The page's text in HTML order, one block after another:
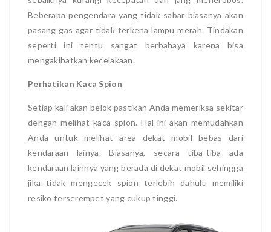
Beberapa pengendara yang tidak sabar biasanya akan
pasang gas agar tidak terkena lampu merah. Tindakan
seperti ini tentu sangat berbahaya karena bisa
mengakibatkan kecelakaan.
Perhatikan Kaca Spion
Setiap kali akan belok pastikan Anda memeriksa sekitar
dengan melihat kaca spion. Hal ini akan memudahkan
Anda untuk melihat area dekat mobil bebas dari
kendaraan lainya. Biasanya, secara tiba-tiba ada
kendaraan lainnya yang berada di dekat mobil sehingga
jika tidak mengecek spion terlebih dahulu memiliki
resiko terserempet yang cukup tinggi.